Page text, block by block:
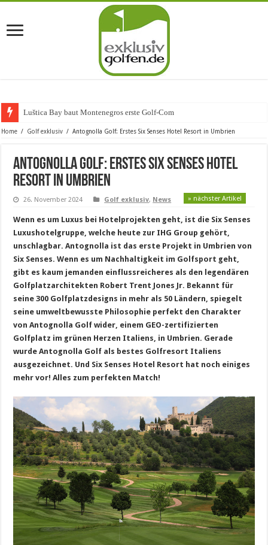
Luštica Bay baut Montenegros erste Golf-Community weiter au
Home / Golf exklusiv / Antognolla Golf: Erstes Six Senses Hotel Resort in Umbrien
Antognolla Golf: Erstes Six Senses Hotel
Resort in Umbrien
26. November 2024 Golf exklusiv, News » nächster Artikel
Wenn es um Luxus bei Hotelprojekten geht, ist die Six Senses
Luxushotelgruppe, welche heute zur IHG Group gehört,
unschlagbar. Antognolla ist das erste Projekt in Umbrien von
Six Senses. Wenn es um Nachhaltigkeit im Golfsport geht,
gibt es kaum jemanden einflussreicheres als den legendären
Golfplatzarchitekten Robert Trent Jones Jr. Bekannt für
seine 300 Golfplatzdesigns in mehr als 50 Ländern, spiegelt
seine umweltbewusste Philosophie perfekt den Charakter
von Antognolla Golf wider, einem GEO-zertifizierten
Golfplatz im grünen Herzen Italiens, in Umbrien. Gerade
wurde Antognolla Golf als bestes Golfresort Italiens
ausgezeichnet. Und Six Senses Hotel Resort hat noch einiges
mehr vor! Alles zum perfekten Match!